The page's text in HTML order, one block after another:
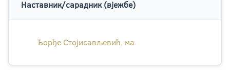
Наставник/сарадник (вјежбе)
Ђорђе Стојисављевић, ма